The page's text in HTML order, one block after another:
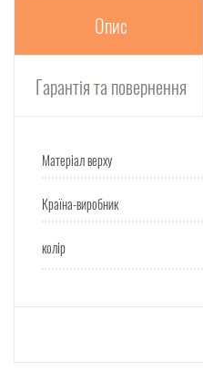
Опис
Гарантія та повернення
Матеріал верху
Країна-виробник
колір